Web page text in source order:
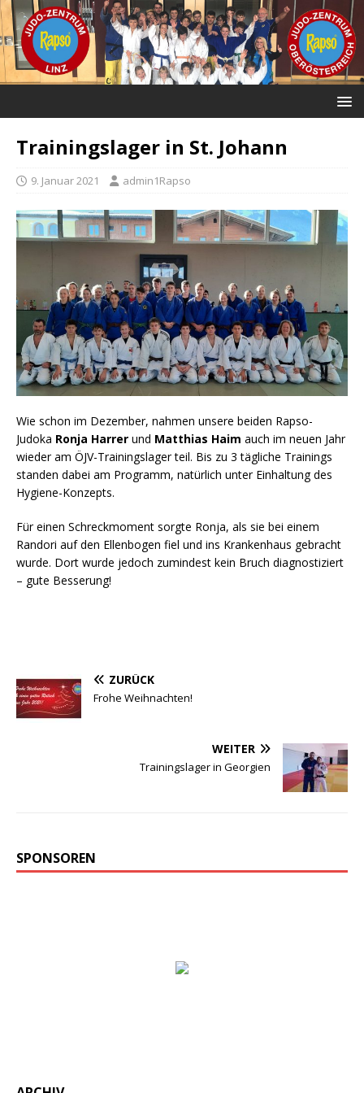
Trainingslager in St. Johann
9. Januar 2021 admin1Rapso
Wie schon im Dezember, nahmen unsere beiden Rapso-
Judoka Ronja Harrer und Matthias Haim auch im neuen Jahr
wieder am ÖJV-Trainingslager teil. Bis zu 3 tägliche Trainings
standen dabei am Programm, natürlich unter Einhaltung des
Hygiene-Konzepts.
Für einen Schreckmoment sorgte Ronja, als sie bei einem
Randori auf den Ellenbogen fiel und ins Krankenhaus gebracht
wurde. Dort wurde jedoch zumindest kein Bruch diagnostiziert
– gute Besserung!
ZURÜCK
Frohe Weihnachten!
WEITER
Trainingslager in Georgien
SPONSOREN